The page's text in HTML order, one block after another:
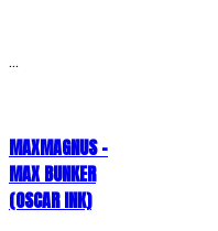
...
MAXMAGNUS –
MAX BUNKER
(OSCAR INK)